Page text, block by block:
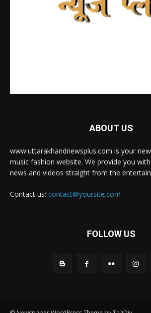
ABOUT US
www.uttarakhandnewsplus.com is your
music fashion website. We provide you
news and videos straight from the
Contact us: contact@yoursite.com
FOLLOW US